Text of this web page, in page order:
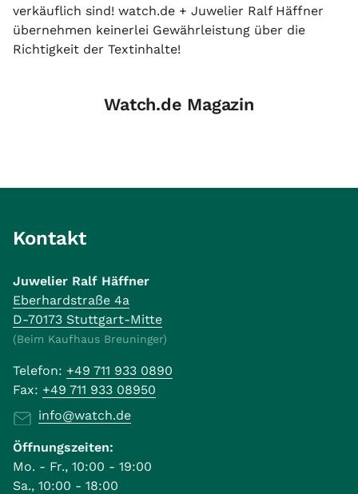
verkäuflich sind! watch.de + Juwelier Ralf Häffner
übernehmen keinerlei Gewährleistung über die
Richtigkeit der Textinhalte!
Watch.de Magazin
Kontakt
Juwelier Ralf Häffner
Eberhardstraße 4a
D-70173 Stuttgart-Mitte
(Beim Kaufhaus Breuninger)
Telefon: +49 711 933 0890
Fax: +49 711 933 08950
info@watch.de
Öffnungszeiten:
Mo. - Fr., 10:00 - 19:00
Sa., 10:00 - 18:00